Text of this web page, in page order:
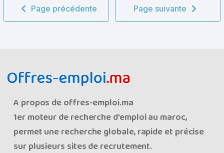
Page précédente Page suivante
A propos de offres-emploi.ma
1er moteur de recherche d'emploi au maroc,
permet une recherche globale, rapide et précise
sur plusieurs sites de recrutement.